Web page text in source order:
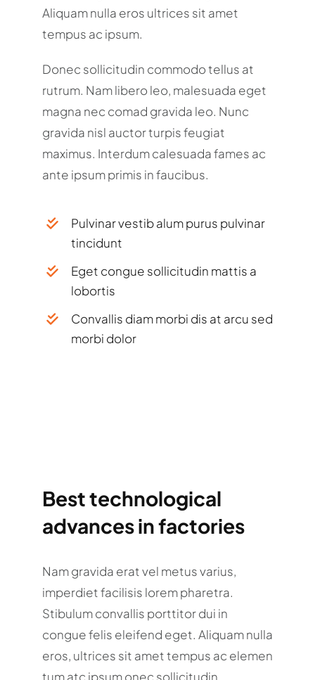
Aliquam nulla eros ultrices sit amet
tempus ac ipsum.
Donec sollicitudin commodo tellus at
rutrum. Nam libero leo, malesuada eget
magna nec comad gravida leo. Nunc
gravida nisl auctor turpis feugiat
maximus. Interdum calesuada fames ac
ante ipsum primis in faucibus.
Pulvinar vestib alum purus pulvinar
tincidunt
Eget congue sollicitudin mattis a
lobortis
Convallis diam morbi dis at arcu sed
morbi dolor
Best technological
advances in factories
Nam gravida erat vel metus varius,
imperdiet facilisis lorem pharetra.
Stibulum convallis porttitor dui in
congue felis eleifend eget. Aliquam nulla
eros, ultrices sit amet tempus ac elemen
tum atc ipsum onec sollicitudin